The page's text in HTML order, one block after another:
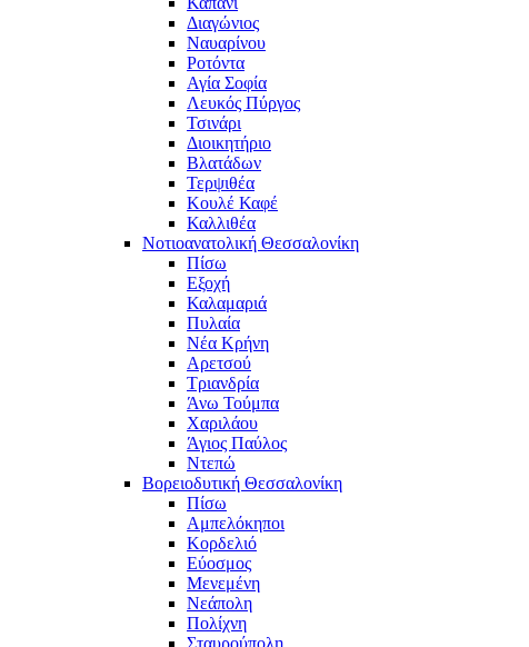
Διαγώνιος
Ναυαρίνου
Ροτόντα
Αγία Σοφία
Λευκός Πύργος
Τσινάρι
Διοικητήριο
Βλατάδων
Τερψιθέα
Κουλέ Καφέ
Καλλιθέα
Νοτιοανατολική Θεσσαλονίκη
Πίσω
Εξοχή
Καλαμαριά
Πυλαία
Νέα Κρήνη
Αρετσού
Τριανδρία
Άνω Τούμπα
Χαριλάου
Άγιος Παύλος
Ντεπώ
Βορειοδυτική Θεσσαλονίκη
Πίσω
Αμπελόκηποι
Κορδελιό
Εύοσμος
Μενεμένη
Νεάπολη
Πολίχνη
Σταυρούπολη